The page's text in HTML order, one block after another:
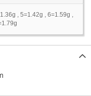
, 5=1.42g , 6=1.59g ,